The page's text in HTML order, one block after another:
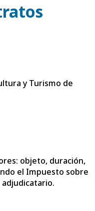
y Turismo de
objeto, duración,
el Impuesto sobre